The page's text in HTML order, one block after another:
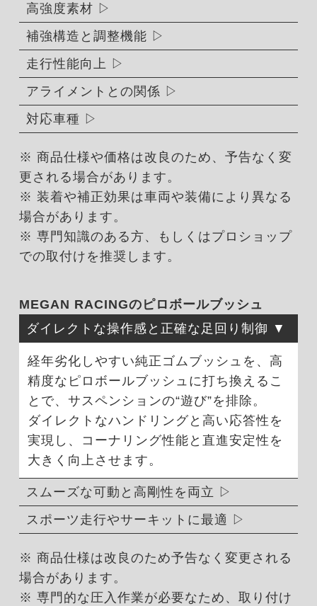
高強度素材
補強構造と調整機能
走行性能向上
アライメントとの関係
対応車種
※ 商品仕様や価格は改良のため、予告なく変
更される場合があります。
※ 装着や補正効果は車両や装備により異なる
場合があります。
※ 専門知識のある方、もしくはプロショップ
での取付けを推奨します。
MEGAN RACINGのピロボールブッシュ
ダイレクトな操作感と正確な足回り制御
経年劣化しやすい純正ゴムブッシュを、高
精度なピロボールブッシュに打ち換えるこ
とで、サスペンションの“遊び”を排除。
ダイレクトなハンドリングと高い応答性を
実現し、コーナリング性能と直進安定性を
大きく向上させます。
スムーズな可動と高剛性を両立
スポーツ走行やサーキットに最適
※ 商品仕様は改良のため予告なく変更される
場合があります。
※ 専門的な圧入作業が必要なため、取り付け